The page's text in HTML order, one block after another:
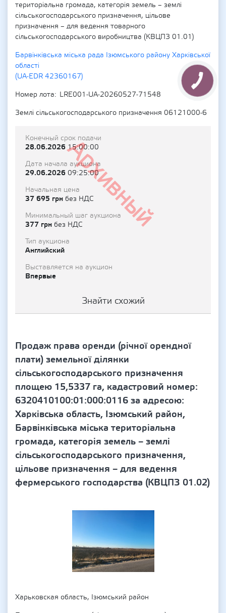
територіальна громада, категорія земель – землі
сільськогосподарського призначення, цільове
призначення – для ведення товарного
сільськогосподарського виробництва (КВЦПЗ 01.01)
Барвінківська міська рада Ізюмського району Харківської
області
(UA-EDR 42360167)
Номер лота
LRE001-UA-20260527-71548
Землі сільськогосподарського призначення 06121000-6
Архивный
Конечный срок подачи
28.06.202615:00:00
Дата начала аукциона
29.06.2026 09:25:00
Начальная цена
37 695 грн без НДС
Минимальный шаг аукциона
377 грн без НДС
Тип аукциона
Английский
Выставляется на аукцион
Впервые
Знайти схожий
Продаж права оренди (річної орендної
плати) земельної ділянки
сільськогосподарського призначення
площею 15,5337 га, кадастровий номер:
6320410100:01:000:0116 за адресою:
Харківська область, Ізюмський район,
Барвінківська міська територіальна
громада, категорія земель – землі
сільськогосподарського призначення,
цільове призначення – для ведення
фермерського господарства (КВЦПЗ 01.02)
Харьковская область, Ізюмський район